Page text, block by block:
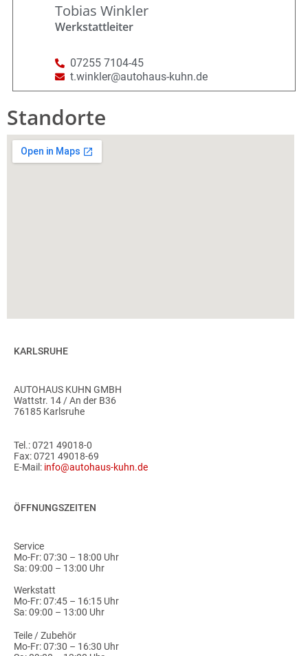
Tobias Winkler
Werkstattleiter
07255 7104-45
t.winkler@autohaus-kuhn.de
Standorte
KARLSRUHE
AUTOHAUS KUHN GMBH
Wattstr. 14 / An der B36
76185 Karlsruhe
Tel.:0721 49018-0
Fax: 0721 49018-69
E-Mail: info@autohaus-kuhn.de
ÖFFNUNGSZEITEN
Service
Mo-Fr: 07:30 – 18:00 Uhr
Sa: 09:00 – 13:00 Uhr
Werkstatt
Mo-Fr: 07:45 – 16:15 Uhr
Sa: 09:00 – 13:00 Uhr
Teile / Zubehör
Mo-Fr: 07:30 – 16:30 Uhr